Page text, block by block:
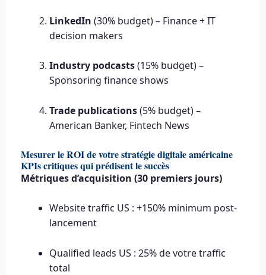
LinkedIn (30% budget) – Finance + IT
decision makers
Industry podcasts(15% budget) –
Sponsoring finance shows
Trade publications(5% budget) –
American Banker, Fintech News
Mesurer le ROI de votre stratégie digitale américaine
KPIs critiques qui prédisent le succès
Métriques d’acquisition (30 premiers jours)
Website traffic US : +150% minimum post-
lancement
Qualified leads US : 25% de votre traffic
total